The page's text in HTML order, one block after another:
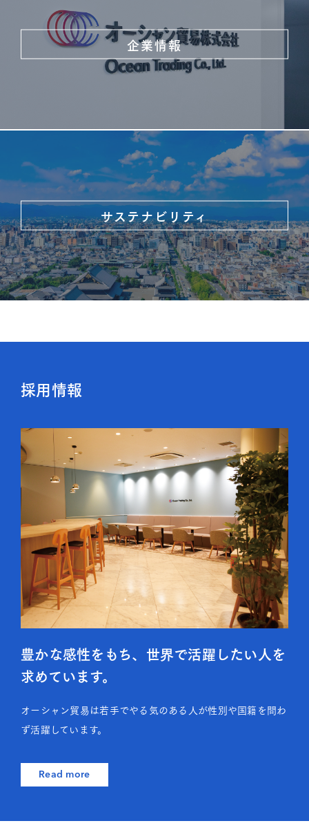
企業情報
サステナビリティ
採用情報
豊かな感性をもち、世界で活躍したい人を
求めています。
オーシャン貿易は若手でやる気のある人が性別や国籍を問わ
ず活躍しています。
Read more